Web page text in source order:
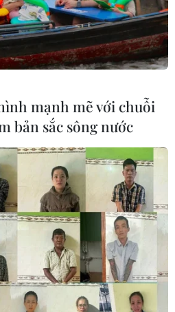
mà Bộ trưởng Tài chính Mỹ
nhận có thể xảy ra mặc dù cả
viễn cảnh chính xác.
mạnh mẽ với chuỗi
bản sắc sông nước